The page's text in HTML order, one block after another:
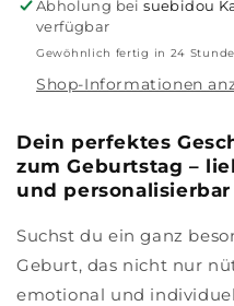
Abholung beisuebidou
verfügbar
Gewöhnlich fertig in 24
Shop-Informationen
Dein perfektes
zum Geburtstag –
und personalisierbar
Suchst du ein ganz
Geburt, das nicht nur
emotional und